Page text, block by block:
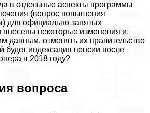
в отдельные аспекты программы
(вопрос повышения
для официально занятых
внесены некоторые изменения и,
данным, отменять их правительство
будет индексация пенсии после
в 2018 году?
вопроса